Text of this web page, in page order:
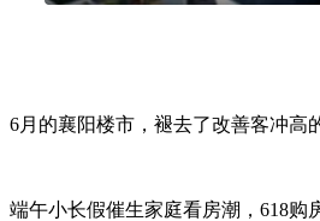
6月的襄阳楼市，褪去了改善客冲高
端午小长假催生家庭看房潮，618购